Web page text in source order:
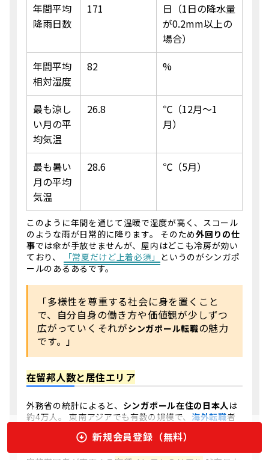
年間平均
降雨日数
171
日（1日の降水量
が0.2mm以上の
場合）
年間平均
相対湿度
82 %
最も涼し
い月の平
均気温
26.8
℃（12月〜1
月）
最も暑い
月の平均
気温
28.6 ℃（5月）
このように年間を通じて温暖で湿度が高く、スコール
のような雨が日常的に降ります。 そのため外回りの仕
事では傘が手放せませんが、屋内はどこも冷房が効い
ており、
「常夏だけど上着必須」 というのがシンガポ
ールのあるあるです。
「多様性を尊重する社会に身を置くこと
で、自分自身の働き方や価値観が少しずつ
広がっていく――それがシンガポール転職の魅力
です。」
在留邦人数と居住エリア
外務省の統計によると、 シンガポール在住の日本人 は
約4万人。 東南アジアでも有数の規模で、 海外転職者
い層が暮らしています。新規会員登録（無料）